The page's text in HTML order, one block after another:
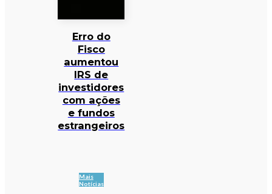
Erro do
Fisco
aumentou
IRS de
investidores
com ações
e fundos
estrangeiros
Mais
Notícias